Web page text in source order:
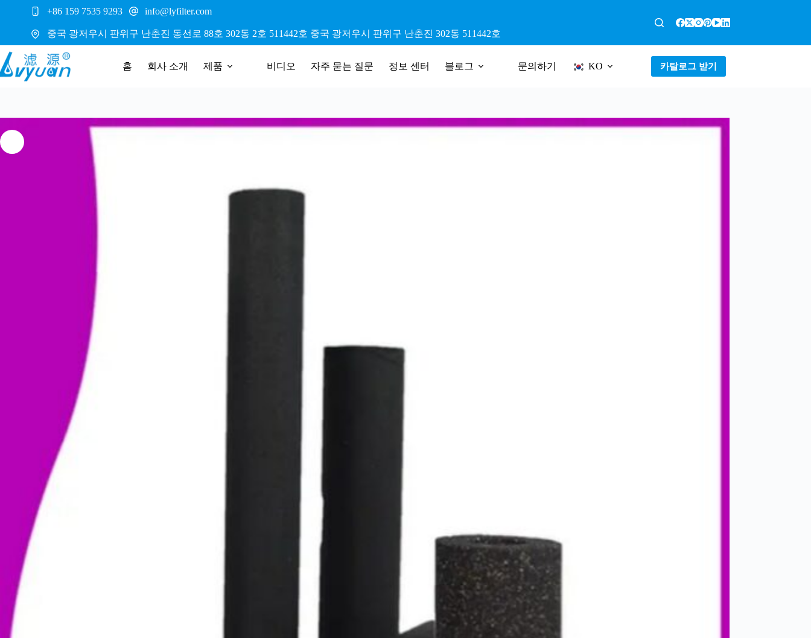
로
건
너
+86 159 7535 9293 info@lyfilter.com
중국 광저우시 판위구 난춘진 동선로 88호 302동 2호 511442호 중국 광저우시 판위구 난춘진 302동 511442호
홈 회사 소개 제품 비디오 자주 묻는 질문 정보 센터 블로그 문의하기 KO 카탈로그 받기